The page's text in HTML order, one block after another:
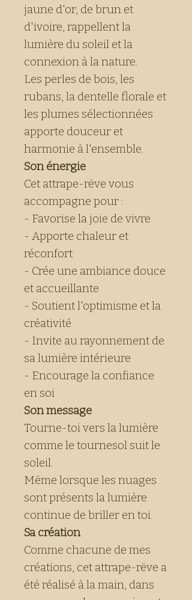
jaune d'or, de brun et
d'ivoire, rappellent la
lumière du soleil et la
connexion à la nature.
Les perles de bois, les
rubans, la dentelle florale et
les plumes sélectionnées
apporte douceur et
harmonie à l'ensemble.
Son énergie
Cet attrape-rêve vous
accompagne pour :
- Favorise la joie de vivre
- Apporte chaleur et
réconfort
- Crée une ambiance douce
et accueillante
- Soutient l'optimisme et la
créativité
- Invite au rayonnement de
sa lumière intérieure
- Encourage la confiance
en soi
Son message
Tourne-toi vers la lumière
comme le tournesol suit le
soleil.
Même lorsque les nuages
sont présents la lumière
continue de briller en toi.
Sa création
Comme chacune de mes
créations, cet attrape-rêve a
été réalisé à la main, dans